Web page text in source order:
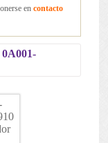
en contacto